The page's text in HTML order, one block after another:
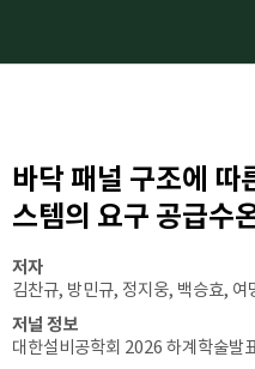
바닥 패널 구조에 따
스템의 요구 공급수
저자
김찬규, 방민규, 정지웅, 백승효, 여
저널 정보
대한설비공학회 2026 하계학술발